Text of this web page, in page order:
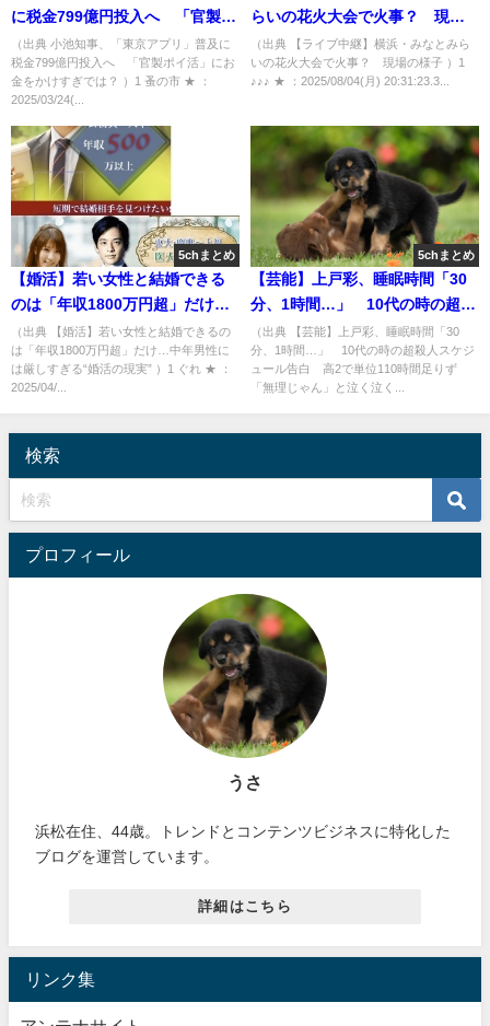
に税金799億円投入へ 「官製ポ
イ活」にお金をかけすぎでは？
[蚤の市★]
（出典 小池知事、「東京アプリ」普及に
税金799億円投入へ 「官製ポイ活」にお
金をかけすぎでは？ ）1 蚤の市 ★ ：
2025/03/24(...
らいの花火大会で火事？ 現場
の様子 [♪♪♪★]
（出典 【ライブ中継】横浜・みなとみら
いの花火大会で火事？ 現場の様子 ）1
♪♪♪ ★ ：2025/08/04(月) 20:31:23.3...
5chまとめ
【婚活】若い女性と結婚できる
のは「年収1800万円超」だけ…
中年男性には厳しすぎる“婚活の
現実” [ぐれ★]
（出典 【婚活】若い女性と結婚できるの
は「年収1800万円超」だけ…中年男性に
は厳しすぎる“婚活の現実” ）1 ぐれ ★ ：
2025/04/...
5chまとめ
【芸能】上戸彩、睡眠時間「30
分、1時間…」 10代の時の超殺
人スケジュール告白 高2で単位
110時間足りず「無理じゃん」と
泣く泣く退学 [冬月記者★]
（出典 【芸能】上戸彩、睡眠時間「30
分、1時間…」 10代の時の超殺人スケジ
ュール告白 高2で単位110時間足りず
「無理じゃん」と泣く泣く...
検索
プロフィール
うさ
浜松在住、44歳。トレンドとコンテンツビジネスに特化した
ブログを運営しています。
詳細はこちら
リンク集